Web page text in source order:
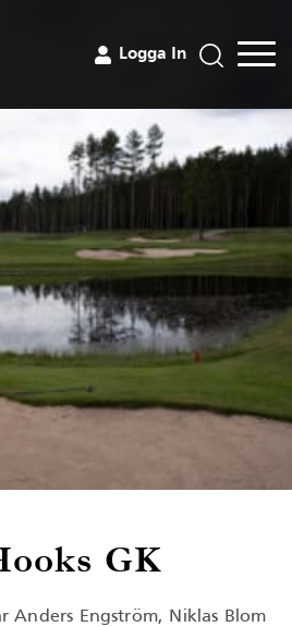
Logga In
GK
Anders Engström, Niklas Blom